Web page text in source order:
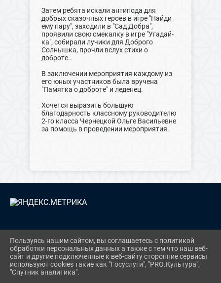
Затем ребята искали антипода для
добрых сказочных героев в игре "Найди
ему пару", заходили в "Сад Добра",
проявили свою смекалку в игре "Угадай-
ка", собирали лучики для Доброго
Солнышка, прочли вслух стихи о
доброте..
В заключении мероприятия каждому из
его юных участников была вручена
"Памятка о доброте" и леденец.
Хочется выразить большую
благодарность классному руководителю
2-го класса Чернецкой Ольге Васильевне
за помощь в проведении мероприятия.
ВХОД
КАРТА САЙТА
ПОЛИТИКА ОБРАБОТКИ ПЕРСОНАЛЬНЫХ
ДАННЫХ
Пользуясь нашим сайтом, вы соглашаетесь с политикой
обработки персональных данных а также с тем что наш веб-
сайт и другие подключенные к веб-сайту сторонние сервисы
используют cookies такие как "Госуслуги", "PRO.Культура",
"Спутник аналитика".